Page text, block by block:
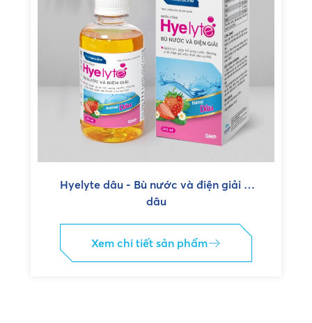
Hyelyte dâu - Bù nước và điện giải vị
dâu
Xem chi tiết sản phẩm